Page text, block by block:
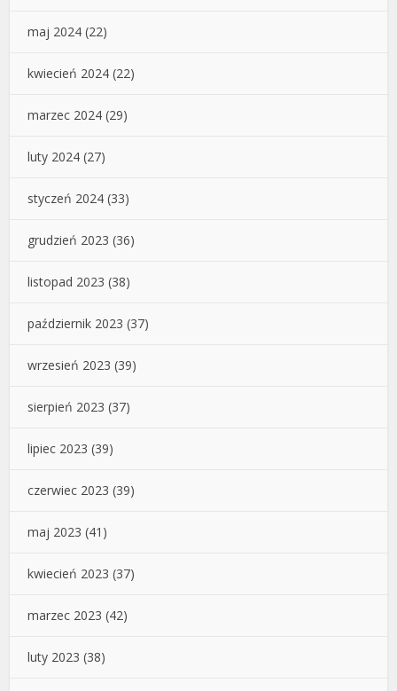
maj 2024 (22)
kwiecień 2024 (22)
marzec 2024 (29)
luty 2024 (27)
styczeń 2024 (33)
grudzień 2023 (36)
listopad 2023 (38)
październik 2023 (37)
wrzesień 2023 (39)
sierpień 2023 (37)
lipiec 2023 (39)
czerwiec 2023 (39)
maj 2023 (41)
kwiecień 2023 (37)
marzec 2023 (42)
luty 2023 (38)